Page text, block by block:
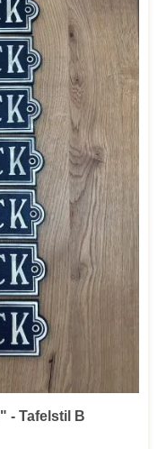
- Tafelstil B